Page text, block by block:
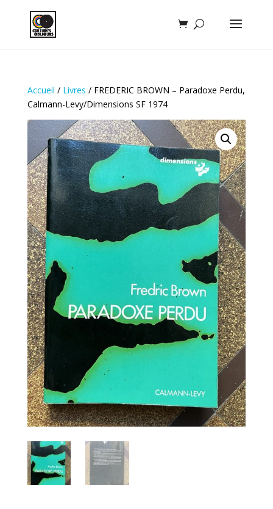
Accueil / Livres / FREDERIC BROWN – Paradoxe Perdu,
Calmann-Levy/Dimensions SF 1974